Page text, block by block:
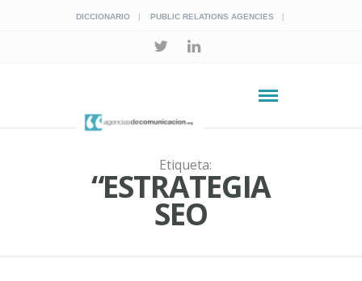
DICCIONARIO PUBLIC RELATIONS AGENCIES
Etiqueta:
“ESTRATEGIA
SEO